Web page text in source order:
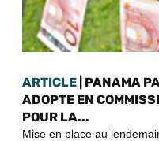
ARTICLE | PANAMA
ADOPTE EN
POUR LA...
Mise en place au